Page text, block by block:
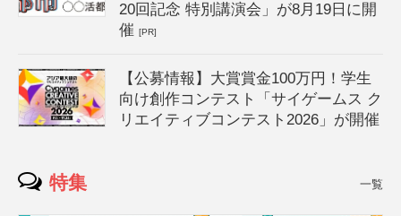
20回記念 特別講演会」が8月19日に開
催[PR]
【公募情報】大賞賞金100万円！学生
向け創作コンテスト「サイゲームス ク
リエイティブコンテスト2026」が開催
特集 一覧